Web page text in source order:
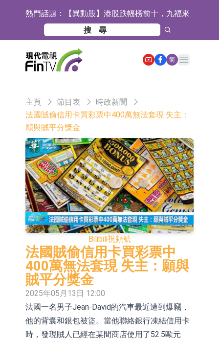
熱門話題： 【異動股】港股跌幅榜前十，九福來
(08611.HK)跌21.43%，天瑞汽車内飾
(06162.HK)跌18.44%
【異動股】港股漲幅榜前十，佳明集
團控股(01271.HK)漲+78.22%，拿森
科技(02261.HK)漲+64.11%
斯迪克：公司為國內摺疊屏核心功能
材料供應商
恒瑞醫藥：公司已在中國獲批上市26
目標客戶的測試認證
上期所：7月份對11個實際控制關系
賬戶組採取限制開倉的監管措施
特發服務：成功中標嗶哩嗶哩上海濱
江總部物業服務項目
亞太股份：公司是零跑汽車和
Stellantis集團的供應商
理工雷科面向邊緣AI場景推出"山
海"系列智算模組 系列產品基於國產
CPU與GPU構建
【異動股】醫療研發外包板塊拉升，
博騰股份(300363.CN)漲20.02%
日韓股市收盤雙雙下跌
依米康：海外交付以東南亞、中東市
場為主 並已取得歐美相關認證
上交所：財通多策略福鑫定期開放靈
活配置混合型發起式證券投資基金臨
時停牌
上交所：景順長城全球半導體芯片產
業股票型證券投資基金臨時停牌
【異動股】港股跌幅榜前十，卡森國
際(00496.HK)跌22.40%，九福來
(08611.HK)跌21.01%
【異動股】港股漲幅榜前十，拿森科
技(02261.HK)漲+75.05%，辰興發展
神火股份：新疆神火鋁水轉化率已
简
Open main menu
主頁 節目表
時政新聞
法國賊偷信用卡買彩票中400萬無法套現 失主：
願與賊平分獎金
Bilibili視頻號
法國賊偷信用卡買彩票中
400萬無法套現 失主：願與
賊平分獎金
2025年05月13日 12:00
法國一名男子Jean-David的汽車最近遭到爆竊，
他的背囊和銀包被盜。當他聯絡銀行凍結信用卡
時，發現賊人已經在某間商店使用了52.5歐元